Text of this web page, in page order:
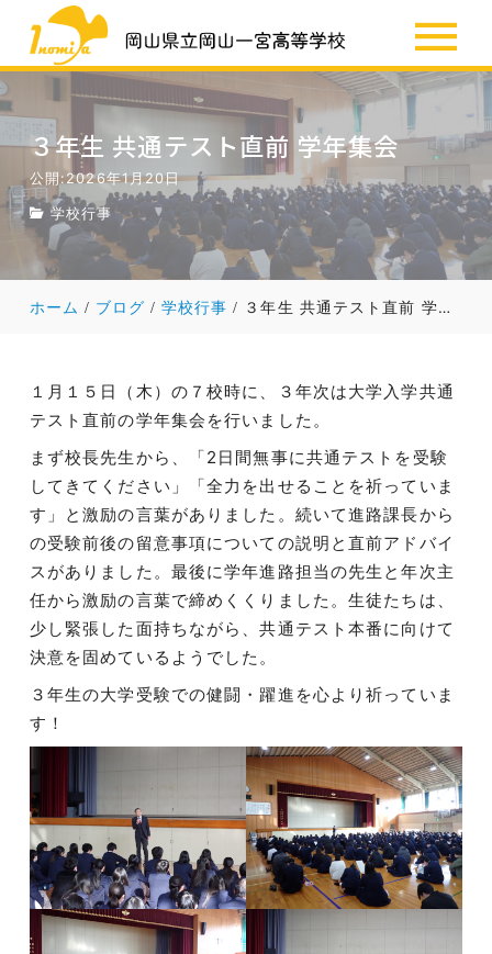
SSH
お知らせ
３年生 共通テスト直前 学年集会
公開:2026年1月20日
学校行事
ホーム ブログ 学校行事 ３年生 共通テスト直前 学年集会
１月１５日（木）の７校時に、３年次は大学入学共通
テスト直前の学年集会を行いました。
まず校長先生から、「2日間無事に共通テストを受験
してきてください」「全力を出せることを祈っていま
す」と激励の言葉がありました。続いて進路課長から
の受験前後の留意事項についての説明と直前アドバイ
スがありました。最後に学年進路担当の先生と年次主
任から激励の言葉で締めくくりました。生徒たちは、
少し緊張した面持ちながら、共通テスト本番に向けて
決意を固めているようでした。
３年生の大学受験での健闘・躍進を心より祈っていま
す！